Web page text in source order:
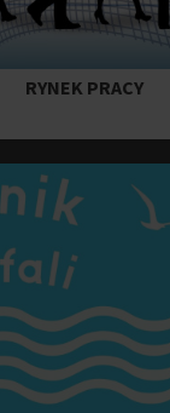
RYNEK PRACY